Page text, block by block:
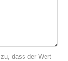
dass der Wert